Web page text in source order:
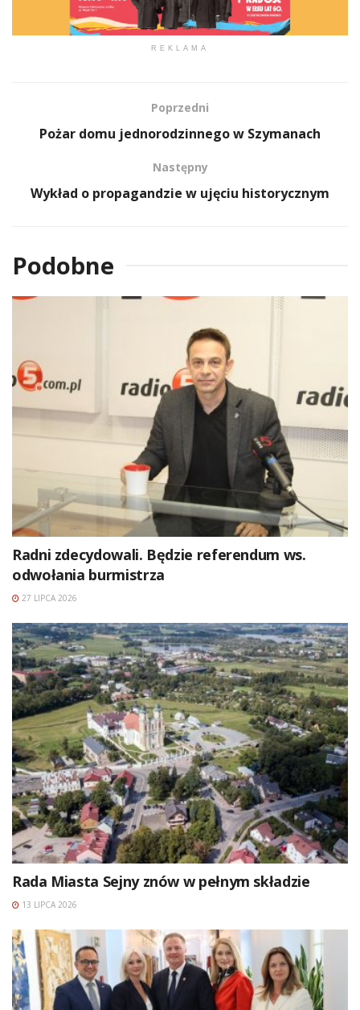
REKLAMA
Poprzedni
Pożar domu jednorodzinnego w Szymanach
Następny
Wykład o propagandzie w ujęciu historycznym
Podobne
Radni zdecydowali. Będzie referendum ws.
odwołania burmistrza
27 LIPCA 2026
Rada Miasta Sejny znów w pełnym składzie
13 LIPCA 2026